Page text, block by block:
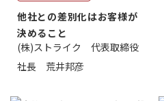
他社との差別化はお客様が
決めること
(株)ストライク 代表取締役
社長 荒井邦彦